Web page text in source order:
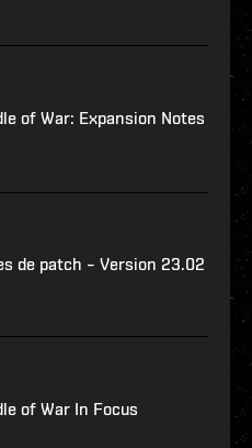
of War: Expansion Notes
de patch – Version 23.02
of War In Focus